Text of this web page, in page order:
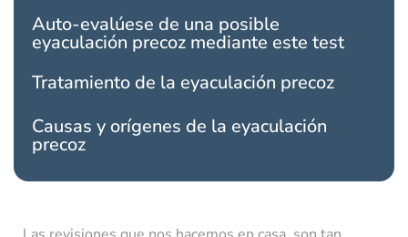
Auto-evalúese de una posible
eyaculación precoz mediante este test
Tratamiento de la eyaculación precoz
Causas y orígenes de la eyaculación
precoz